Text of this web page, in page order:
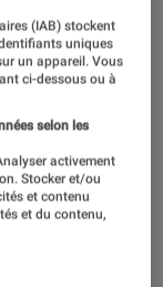
(IAB) stockent
uniques
un appareil. Vous
ci-dessous ou à
selon les
activement
Stocker et/ou
et contenu
et du contenu,